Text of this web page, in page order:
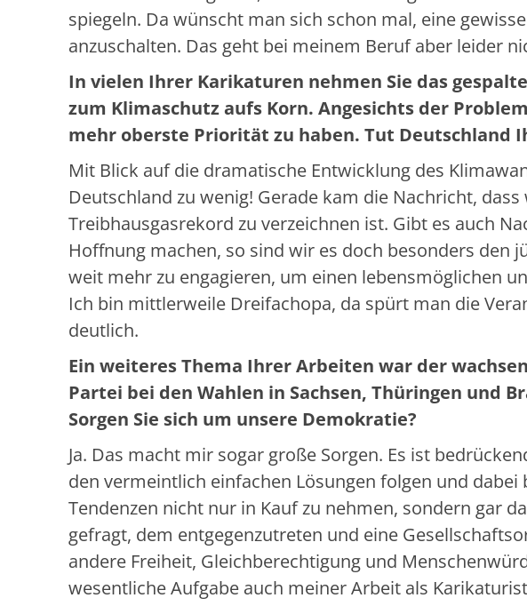
spiegeln. Da wünscht man sich schon mal, eine
anzuschalten. Das geht bei meinem Beruf aber leider
In vielen Ihrer Karikaturen nehmen Sie das
zum Klimaschutz aufs Korn. Angesichts der
mehr oberste Priorität zu haben. Tut Deutschland
Mit Blick auf die dramatische Entwicklung des
Deutschland zu wenig! Gerade kam die Nachricht,
Treibhausgasrekord zu verzeichnen ist. Gibt es auch
Hoffnung machen, so sind wir es doch besonders den
weit mehr zu engagieren, um einen lebensmöglichen
Ich bin mittlerweile Dreifachopa, da spürt man die
deutlich.
Ein weiteres Thema Ihrer Arbeiten war der
Partei bei den Wahlen in Sachsen, Thüringen und
Sorgen Sie sich um unsere Demokratie?
Ja. Das macht mir sogar große Sorgen. Es ist
den vermeintlich einfachen Lösungen folgen und
Tendenzen nicht nur in Kauf zu nehmen, sondern gar
gefragt, dem entgegenzutreten und eine
andere Freiheit, Gleichberechtigung und
wesentliche Aufgabe auch meiner Arbeit als